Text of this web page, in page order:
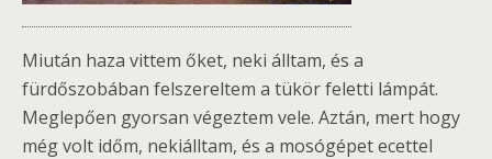
Miután haza vittem őket, neki álltam, és a
fürdőszobában felszereltem a tükör feletti lámpát.
Meglepően gyorsan végeztem vele. Aztán, mert hogy
még volt időm, nekiálltam, és a mosógépet ecettel